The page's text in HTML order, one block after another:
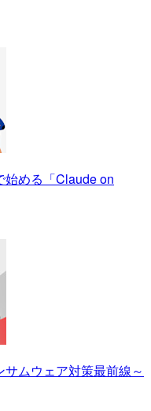
始める「Claude on
サムウェア対策最前線～